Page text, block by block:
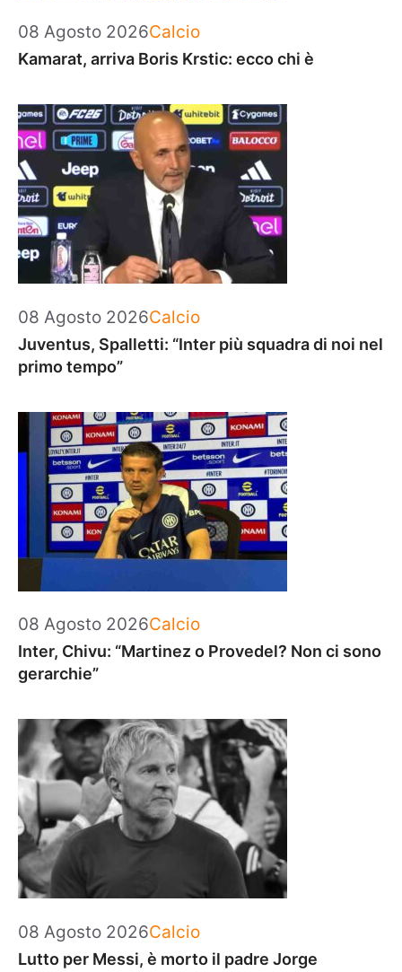
08 Agosto 2026Categorie
Calcio
Kamarat, arriva Boris Krstic: ecco chi è
08 Agosto 2026Categorie
Calcio
Juventus, Spalletti: “Inter più squadra di noi nel
primo tempo”
08 Agosto 2026Categorie
Calcio
Inter, Chivu: “Martinez o Provedel? Non ci sono
gerarchie”
08 Agosto 2026Categorie
Calcio
Lutto per Messi, è morto il padre Jorge